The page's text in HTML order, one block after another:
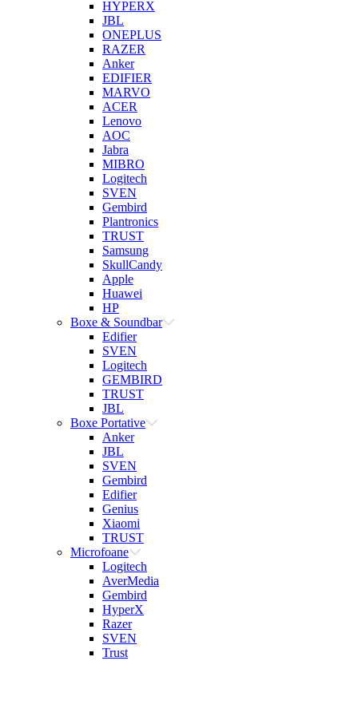
HYPERX
JBL
ONEPLUS
RAZER
Anker
EDIFIER
MARVO
ACER
Lenovo
AOC
Jabra
MIBRO
Logitech
SVEN
Gembird
Plantronics
TRUST
Samsung
SkullCandy
Apple
Huawei
HP
Boxe & Soundbar
Edifier
SVEN
Logitech
GEMBIRD
TRUST
JBL
Boxe Portative
Anker
JBL
SVEN
Gembird
Edifier
Genius
Xiaomi
TRUST
Microfoane
Logitech
AverMedia
Gembird
HyperX
Razer
SVEN
Trust